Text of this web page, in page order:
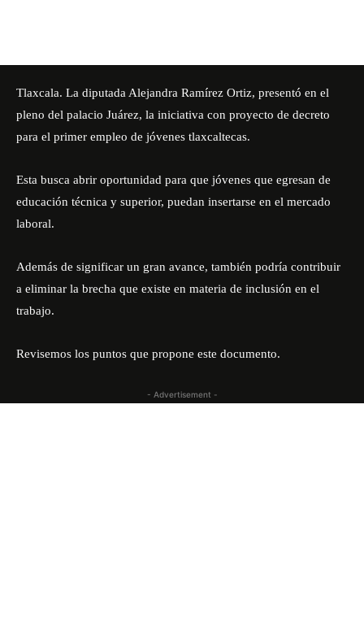
Tlaxcala. La diputada Alejandra Ramírez Ortiz, presentó en el
pleno del palacio Juárez, la iniciativa con proyecto de decreto
para el primer empleo de jóvenes tlaxcaltecas.
Esta busca abrir oportunidad para que jóvenes que egresan de
educación técnica y superior, puedan insertarse en el mercado
laboral.
Además de significar un gran avance, también podría contribuir
a eliminar la brecha que existe en materia de inclusión en el
trabajo.
Revisemos los puntos que propone este documento.
- Advertisement -